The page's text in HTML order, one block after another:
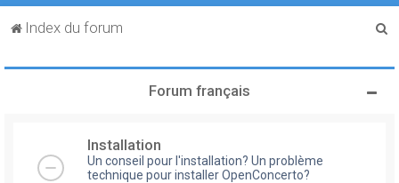
Index du forum
Forum français
Installation
Un conseil pour l'installation? Un problème
technique pour installer OpenConcerto?